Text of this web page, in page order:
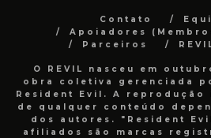
Contato
Apoiadores
Parceiros
O REVIL nasceu em
obra coletiva gerenciada
Resident Evil. A
de qualquer conteúdo
dos autores. "Resident
afiliados são marcas